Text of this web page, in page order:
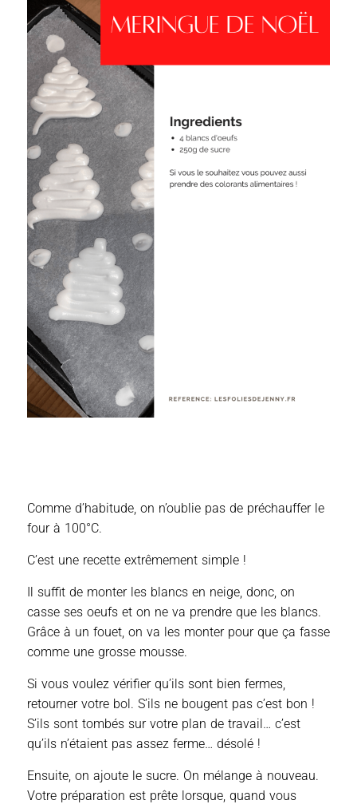
Comme d’habitude, on n’oublie pas de préchauffer le
four à 100°C.
C’est une recette extrêmement simple !
Il suffit de monter les blancs en neige, donc, on
casse ses oeufs et on ne va prendre que les blancs.
Grâce à un fouet, on va les monter pour que ça fasse
comme une grosse mousse.
Si vous voulez vérifier qu’ils sont bien fermes,
retourner votre bol. S’ils ne bougent pas c’est bon !
S’ils sont tombés sur votre plan de travail… c’est
qu’ils n’étaient pas assez ferme… désolé !
Ensuite, on ajoute le sucre. On mélange à nouveau.
Votre préparation est prête lorsque, quand vous